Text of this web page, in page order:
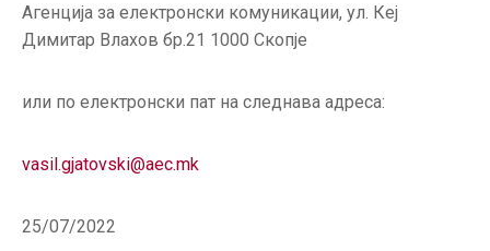
Агенција за електронски комуникации, ул. Кеј
Димитар Влахов бр.21 1000 Скопје
или по електронски пат на следнава адреса:
vasil.gjatovski@aec.mk
25/07/2022